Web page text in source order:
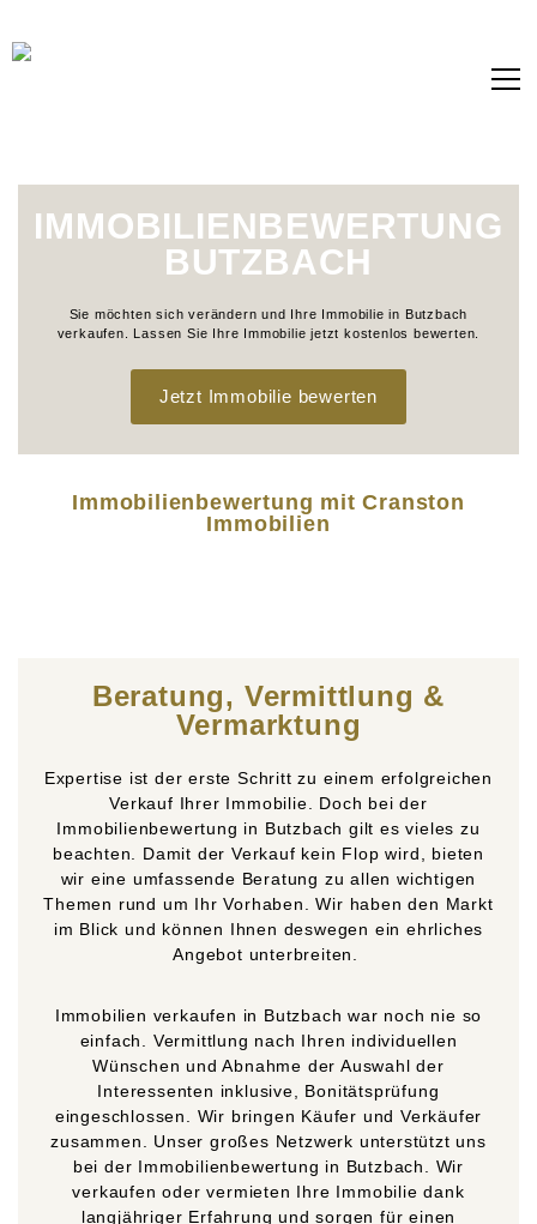
IMMOBILIENBEWERTUNG
BUTZBACH
Sie möchten sich verändern und Ihre Immobilie in Butzbach
verkaufen. Lassen Sie Ihre Immobilie jetzt kostenlos bewerten.
Jetzt Immobilie bewerten
Immobilienbewertung mit Cranston
Immobilien
Beratung, Vermittlung &
Vermarktung
Expertise ist der erste Schritt zu einem erfolgreichen
Verkauf Ihrer Immobilie. Doch bei der
Immobilienbewertung in Butzbach gilt es vieles zu
beachten. Damit der Verkauf kein Flop wird, bieten
wir eine umfassende Beratung zu allen wichtigen
Themen rund um Ihr Vorhaben. Wir haben den Markt
im Blick und können Ihnen deswegen ein ehrliches
Angebot unterbreiten.
Immobilien verkaufen in Butzbach war noch nie so
einfach. Vermittlung nach Ihren individuellen
Wünschen und Abnahme der Auswahl der
Interessenten inklusive, Bonitätsprüfung
eingeschlossen. Wir bringen Käufer und Verkäufer
zusammen. Unser großes Netzwerk unterstützt uns
bei der Immobilienbewertung in Butzbach. Wir
verkaufen oder vermieten Ihre Immobilie dank
langjähriger Erfahrung und sorgen für einen